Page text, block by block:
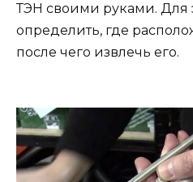
ТЭН своими руками. Для
определить, где
после чего извлечь его.